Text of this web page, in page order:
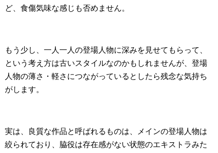
ど、食傷気味な感じも否めません。
もう少し、一人一人の登場人物に深みを見せてもらって、
という考え方は古いスタイルなのかもしれませんが、登場
人物の薄さ・軽さにつながっているとしたら残念な気持ち
がします。
実は、良質な作品と呼ばれるものは、メインの登場人物は
絞られており、脇役は存在感がない状態のエキストラみた